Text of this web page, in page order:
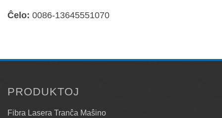
Ĉelo: 0086-13645551070
PRODUKTOJ
Fibra Lasera Tranĉa Maŝino